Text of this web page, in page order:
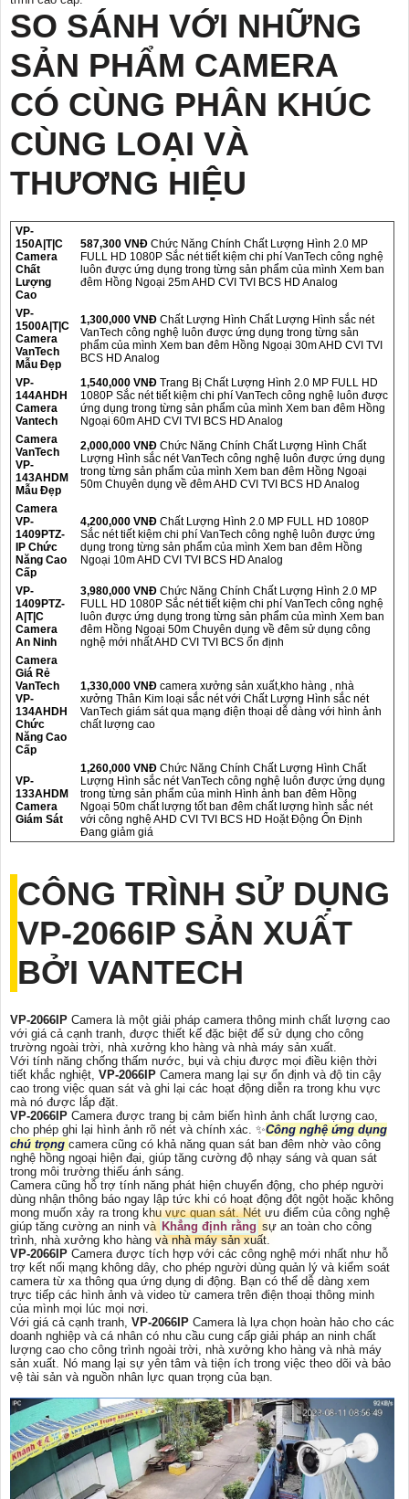
SO SÁNH VỚI NHỮNG
SẢN PHẨM CAMERA
CÓ CÙNG PHÂN KHÚC
CÙNG LOẠI VÀ
THƯƠNG HIỆU
VP-
150A|T|C
Camera
Chất
Lượng
Cao
587,300 VNĐ Chức Năng Chính Chất Lượng Hình 2.0 MP
FULL HD 1080P Sắc nét tiết kiệm chi phí VanTech công nghệ
luôn được ứng dụng trong từng sản phẩm của mình Xem ban
đêm Hồng Ngoại 25m AHD CVI TVI BCS HD Analog
VP-
1500A|T|C
Camera
VanTech
Mẫu Đẹp
1,300,000 VNĐ Chất Lượng Hình Chất Lượng Hình sắc nét
VanTech công nghệ luôn được ứng dụng trong từng sản
phẩm của mình Xem ban đêm Hồng Ngoại 30m AHD CVI TVI
BCS HD Analog
VP-
144AHDH
Camera
Vantech
1,540,000 VNĐ Trang Bị Chất Lượng Hình 2.0 MP FULL HD
1080P Sắc nét tiết kiệm chi phí VanTech công nghệ luôn được
ứng dụng trong từng sản phẩm của mình Xem ban đêm Hồng
Ngoại 60m AHD CVI TVI BCS HD Analog
Camera
VanTech
VP-
143AHDM
Mẫu Đẹp
2,000,000 VNĐ Chức Năng Chính Chất Lượng Hình Chất
Lượng Hình sắc nét VanTech công nghệ luôn được ứng dụng
trong từng sản phẩm của mình Xem ban đêm Hồng Ngoại
50m Chuyên dụng về đêm AHD CVI TVI BCS HD Analog
Camera
VP-
1409PTZ-
IP Chức
Năng Cao
Cấp
4,200,000 VNĐ Chất Lượng Hình 2.0 MP FULL HD 1080P
Sắc nét tiết kiệm chi phí VanTech công nghệ luôn được ứng
dụng trong từng sản phẩm của mình Xem ban đêm Hồng
Ngoại 10m AHD CVI TVI BCS HD Analog
VP-
1409PTZ-
A|T|C
Camera
An Ninh
3,980,000 VNĐ Chức Năng Chính Chất Lượng Hình 2.0 MP
FULL HD 1080P Sắc nét tiết kiệm chi phí VanTech công nghệ
luôn được ứng dụng trong từng sản phẩm của mình Xem ban
đêm Hồng Ngoại 50m Chuyên dụng về đêm sử dụng công
nghệ mới nhất AHD CVI TVI BCS ổn định
Camera
Giá Rẻ
VanTech
VP-
134AHDH
Chức
Năng Cao
Cấp
1,330,000 VNĐ camera xưởng sản xuất,kho hàng , nhà
xưởng Thân Kim loại sắc nét với Chất Lượng Hình sắc nét
VanTech giám sát qua mạng điện thoại dễ dàng với hình ảnh
chất lượng cao
VP-
133AHDM
Camera
Giám Sát
1,260,000 VNĐ Chức Năng Chính Chất Lượng Hình Chất
Lượng Hình sắc nét VanTech công nghệ luôn được ứng dụng
trong từng sản phẩm của mình Hình ảnh ban đêm Hồng
Ngoại 50m chất lượng tốt ban đêm chất lượng hình sắc nét
với công nghệ AHD CVI TVI BCS HD Hoặt Động Ổn Định
Đang giảm giá
CÔNG TRÌNH SỬ DỤNG
VP-2066IP SẢN XUẤT
BỞI VANTECH
VP-2066IP Camera là một giải pháp camera thông minh chất lượng cao
với giá cả cạnh tranh, được thiết kế đặc biệt để sử dụng cho công
trường ngoài trời, nhà xưởng kho hàng và nhà máy sản xuất.
Với tính năng chống thấm nước, bụi và chịu được mọi điều kiện thời
tiết khắc nghiệt, VP-2066IP Camera mang lại sự ổn định và độ tin cậy
cao trong việc quan sát và ghi lại các hoạt động diễn ra trong khu vực
mà nó được lắp đặt.
VP-2066IP Camera được trang bị cảm biến hình ảnh chất lượng cao,
cho phép ghi lại hình ảnh rõ nét và chính xác. ✨Công nghệ ứng dụng
chú trọng camera cũng có khả năng quan sát ban đêm nhờ vào công
nghệ hồng ngoại hiện đại, giúp tăng cường độ nhạy sáng và quan sát
trong môi trường thiếu ánh sáng.
Camera cũng hỗ trợ tính năng phát hiện chuyển động, cho phép người
dùng nhận thông báo ngay lập tức khi có hoạt động đột ngột hoặc không
mong muốn xảy ra trong khu vực quan sát. Nét ưu điểm của công nghệ
giúp tăng cường an ninh và Khẳng định rằng sự an toàn cho công
trình, nhà xưởng kho hàng và nhà máy sản xuất.
VP-2066IP Camera được tích hợp với các công nghệ mới nhất như hỗ
trợ kết nối mạng không dây, cho phép người dùng quản lý và kiểm soát
camera từ xa thông qua ứng dụng di động. Bạn có thể dễ dàng xem
trực tiếp các hình ảnh và video từ camera trên điện thoại thông minh
của mình mọi lúc mọi nơi.
Với giá cả cạnh tranh, VP-2066IP Camera là lựa chọn hoàn hảo cho các
doanh nghiệp và cá nhân có nhu cầu cung cấp giải pháp an ninh chất
lượng cao cho công trình ngoài trời, nhà xưởng kho hàng và nhà máy
sản xuất. Nó mang lại sự yên tâm và tiện ích trong việc theo dõi và bảo
vệ tài sản và nguồn nhân lực quan trọng của bạn.